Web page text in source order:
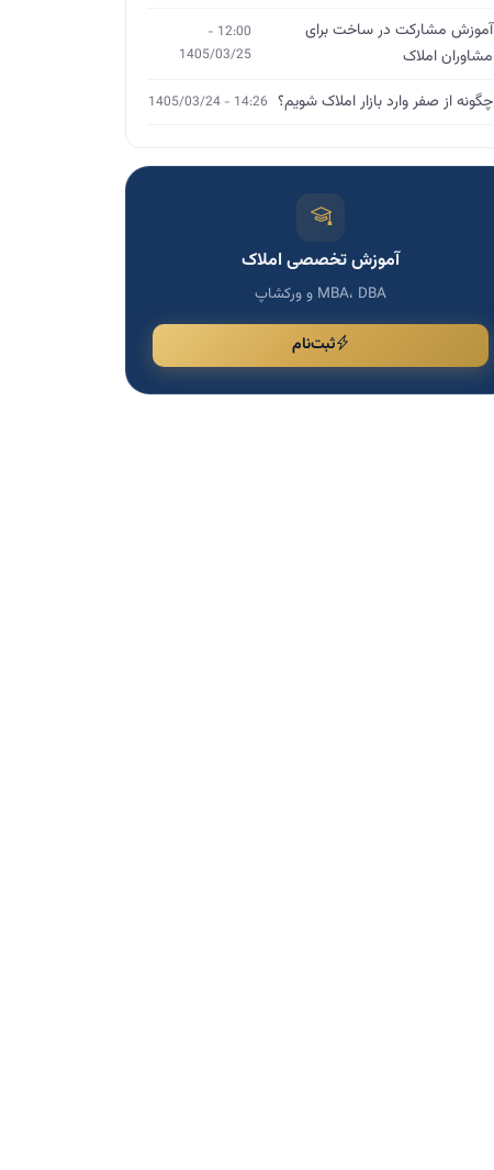
آموزش مشارکت در ساخت برای
مشاوران املاک
12:00 -
1405/03/25
چگونه از صفر وارد بازار املاک شویم؟ 14:26 - 1405/03/24
آموزش تخصصی املاک
MBA، DBA و ورکشاپ
ثبت‌نام